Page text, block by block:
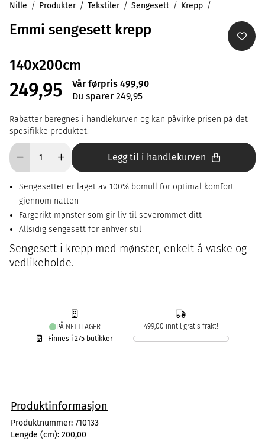
Nille Produkter Tekstiler Sengesett Krepp
Emmi sengesett krepp
140x200cm
249,95
Vår førpris 499,90
Du sparer 249,95
Rabatter beregnes i handlekurven og kan påvirke prisen på det
spesifikke produktet.
Legg til i handlekurven
Sengesettet er laget av 100% bomull for optimal komfort
gjennom natten
Fargerikt mønster som gir liv til soverommet ditt
Allsidig sengesett for enhver stil
Sengesett i krepp med mønster, enkelt å vaske og
vedlikeholde.
PÅ NETTLAGER
Finnes i 275 butikker
499,00 inntil gratis frakt!
Produktinformasjon
Produktnummer: 710133
Lengde (cm): 200,00